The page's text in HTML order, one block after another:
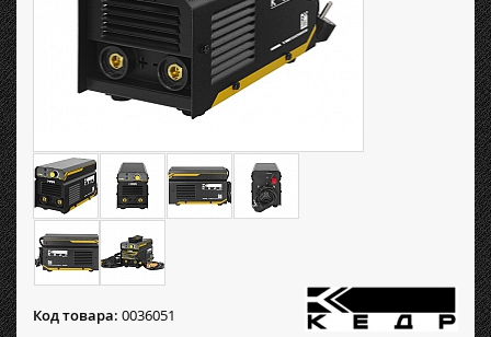
Код товара: 0036051